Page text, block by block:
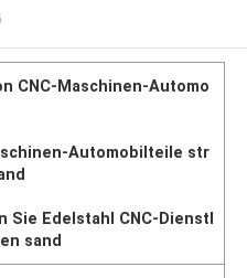
CNC-Maschinen-Automo
Automobilteile str
Sie Edelstahl CNC-Dienstl
sand